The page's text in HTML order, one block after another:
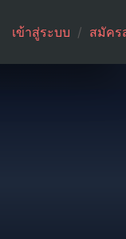
เข้าสู่ระบบ / สมัคร